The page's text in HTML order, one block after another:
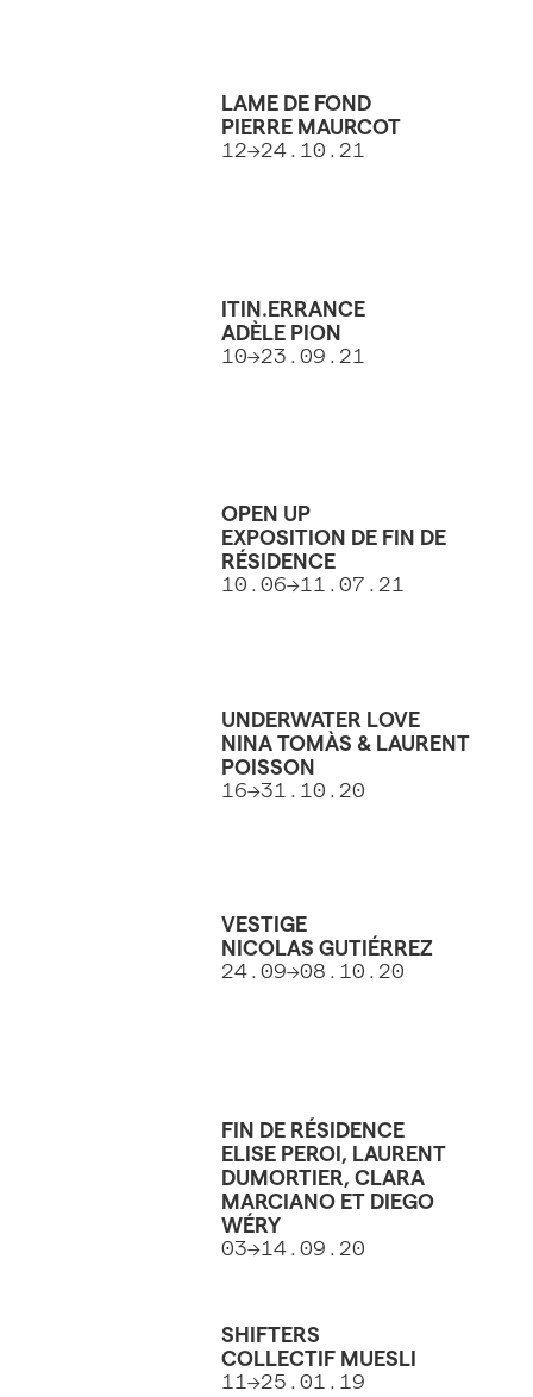
LAME DE FOND
PIERRE MAURCOT
12→24.10.21
ITIN.ERRANCE
ADÈLE PION
10→23.09.21
OPEN UP
EXPOSITION DE FIN DE
RÉSIDENCE
10.06→11.07.21
UNDERWATER LOVE
NINA TOMÀS & LAURENT
POISSON
16→31.10.20
VESTIGE
NICOLAS GUTIÉRREZ
24.09→08.10.20
FIN DE RÉSIDENCE
ELISE PEROI, LAURENT
DUMORTIER, CLARA
MARCIANO ET DIEGO
WÉRY
03→14.09.20
SHIFTERS
COLLECTIF MUESLI
11→25.01.19